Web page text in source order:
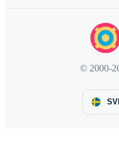
© 2000-